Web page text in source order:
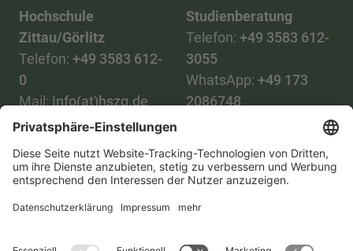
Hochschule
Zittau/Görlitz
Telefon: +49 3583 612-
0
Mail:info(at)hszg.de
Studienberatung
Telefon: +49 3583 612-
3055
WhatsApp: +49 173
2086748
Alle StudiengängeDatenschutz
ImpressumBarrierefreiheitPresse